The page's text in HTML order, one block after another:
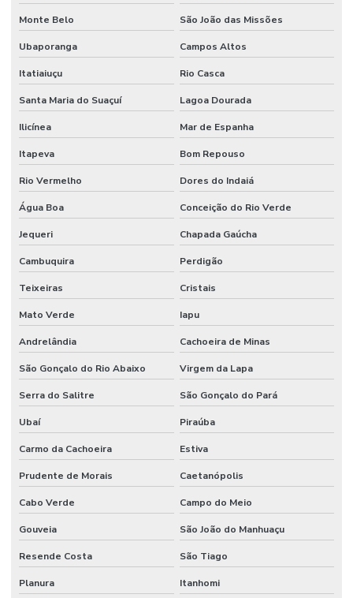
Monte Belo São João das Missões
Ubaporanga Campos Altos
Itatiaiuçu Rio Casca
Santa Maria do Suaçuí Lagoa Dourada
Ilicínea Mar de Espanha
Itapeva Bom Repouso
Rio Vermelho Dores do Indaiá
Água Boa Conceição do Rio Verde
Jequeri Chapada Gaúcha
Cambuquira Perdigão
Teixeiras Cristais
Mato Verde Iapu
Andrelândia Cachoeira de Minas
São Gonçalo do Rio Abaixo Virgem da Lapa
Serra do Salitre São Gonçalo do Pará
Ubaí Piraúba
Carmo da Cachoeira Estiva
Prudente de Morais Caetanópolis
Cabo Verde Campo do Meio
Gouveia São João do Manhuaçu
Resende Costa São Tiago
Planura Itanhomi